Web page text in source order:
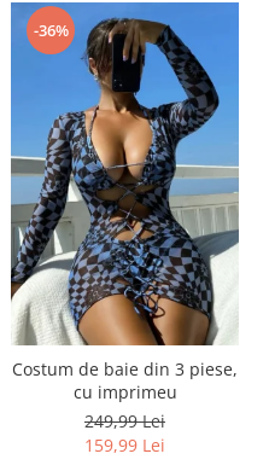
-36%
Costum de baie din 3 piese,
cu imprimeu
249,99 Lei
159,99 Lei